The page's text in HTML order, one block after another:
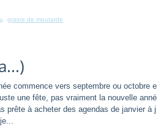
, graine de moutarde
commence vers septembre ou octobre e
une fête, pas vraiment la nouvelle anné
prête à acheter des agendas de janvier à j